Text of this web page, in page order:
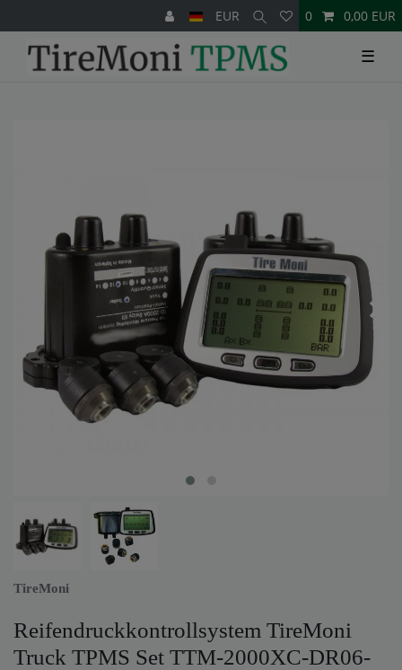
EUR 0 0,00 EUR
☰
TireMoni
Reifendruckkontrollsystem TireMoni
Truck TPMS Set TTM-2000XC-DR06-